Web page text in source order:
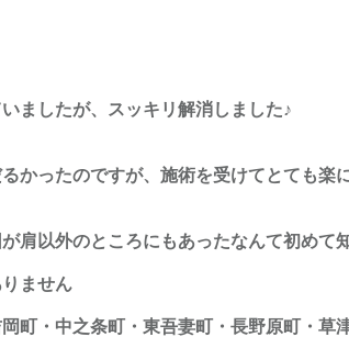
ましたが、スッキリ解消しました♪
かったのですが、施術を受けてとても楽
肩以外のところにもあったなんて初めて
ません
町・中之条町・東吾妻町・長野原町・草